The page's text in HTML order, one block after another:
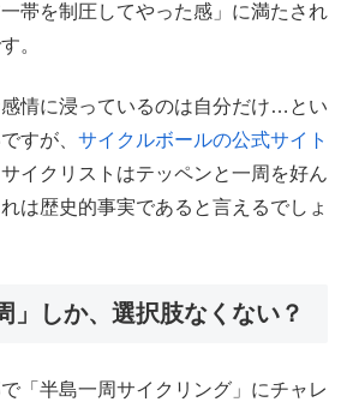
帯を制圧してやった感」に満たされ
。
情に浸っているのは自分だけ…とい
すが、 サイクルボールの公式サイト
イクリストはテッペンと一周を好ん
は歴史的事実であると言えるでしょ
」しか、選択肢なくない？
「半島一周サイクリング」にチャレ